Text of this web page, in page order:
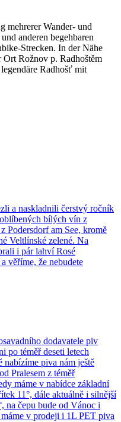
mehrerer Wander- und
anderen begehbaren
Strecken. In der Nähe
Ort Rožnov p. Radhoštěm
Radhošť mit
a naskladnili čerstvý ročník
bílých vín z
Podersdorf am See, kromě
Veltlínské zelené. Na
i pár lahví Rosé
věříme, že nebudete
dodavatele piv
po téměř deseti letech
nabízíme piva nám ještě
Pralesem z téměř
máme v nabídce základní
11°, dále aktuálně i silnější
na čepu bude od Vánoc i
v prodeji i 1L PET piva